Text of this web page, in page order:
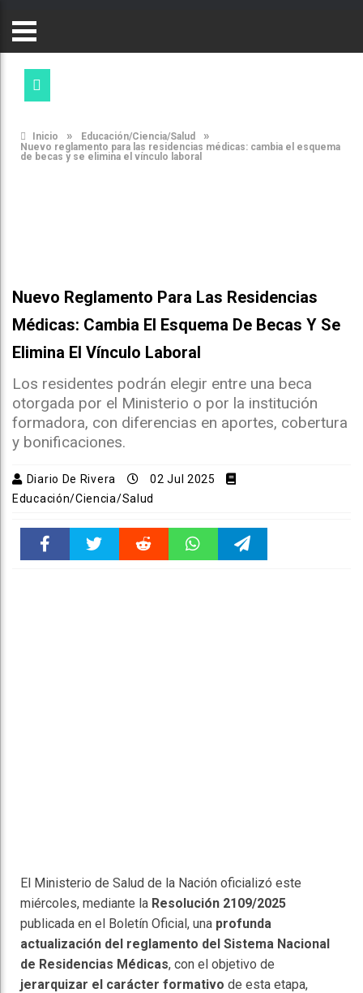
Inicio » Educación/Ciencia/Salud »
Nuevo reglamento para las residencias médicas: cambia el esquema
de becas y se elimina el vínculo laboral
Nuevo Reglamento Para Las Residencias
Médicas: Cambia El Esquema De Becas Y Se
Elimina El Vínculo Laboral
Los residentes podrán elegir entre una beca
otorgada por el Ministerio o por la institución
formadora, con diferencias en aportes, cobertura
y bonificaciones.
Diario De Rivera
02 Jul 2025
Educación/Ciencia/Salud
El Ministerio de Salud de la Nación oficializó este
miércoles, mediante la Resolución 2109/2025
publicada en el Boletín Oficial, una profunda
actualización del reglamento del Sistema Nacional
de Residencias Médicas, con el objetivo de
jerarquizar el carácter formativo de esta etapa,